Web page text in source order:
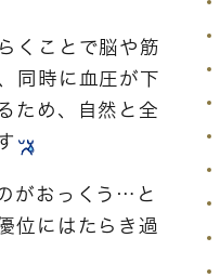
くことで脳や筋
同時に血圧が下
ため、自然と全
がおっくう…と
位にはたらき過